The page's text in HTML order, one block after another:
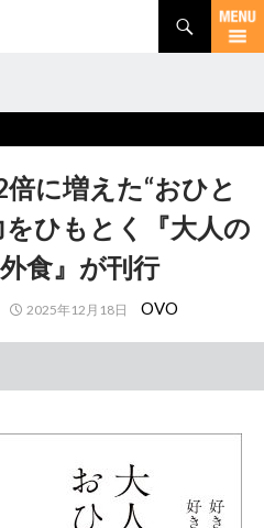
に増えた“おひと
ひもとく『大人の
食』が刊行
2025年12月18日 OVO